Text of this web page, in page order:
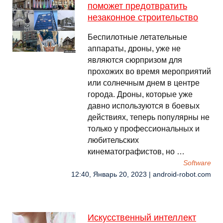
поможет предотвратить
незаконное строительство
Беспилотные летательные
аппараты, дроны, уже не
являются сюрпризом для
прохожих во время мероприятий
или солнечным днем ​​в центре
города. Дроны, которые уже
давно используются в боевых
действиях, теперь популярны не
только у профессиональных и
любительских
кинематографистов, но …
Software
12:40, Январь 20, 2023 | android-robot.com
Искусственный интеллект